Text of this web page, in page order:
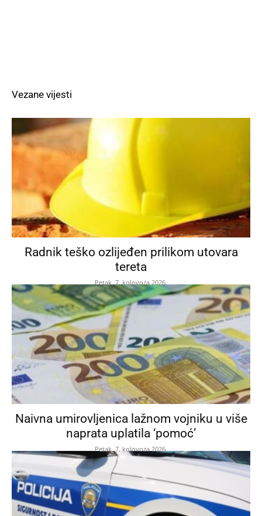
Vezane vijesti
Radnik teško ozlijeđen prilikom utovara
tereta
Petak, 7. kolovoza 2026.
Naivna umirovljenica lažnom vojniku u više
naprata uplatila ‘pomoć’
Petak, 7. kolovoza 2026.